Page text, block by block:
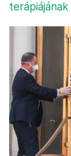
terápiájának